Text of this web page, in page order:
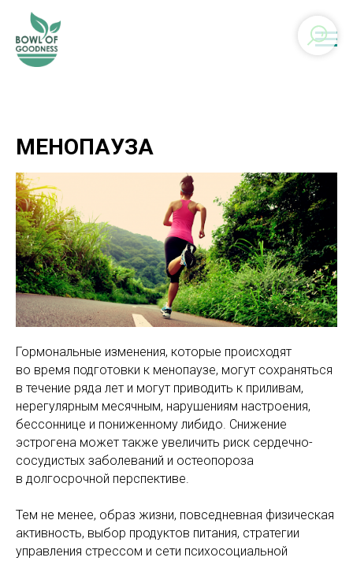
МЕНОПАУЗА
Гормональные изменения, которые происходят
во время подготовки к менопаузе, могут сохраняться
в течение ряда лет и могут приводить к приливам,
нерегулярным месячным, нарушениям настроения,
бессоннице и пониженному либидо. Снижение
эстрогена может также увеличить риск сердечно-
сосудистых заболеваний и остеопороза
в долгосрочной перспективе.
Тем не менее, образ жизни, повседневная физическая
активность, выбор продуктов питания, стратегии
управления стрессом и сети психосоциальной